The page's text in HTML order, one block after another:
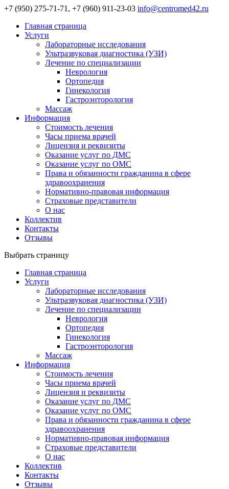
+7 (950) 275-71-71, +7 (960) 911-23-03 info@centromed42.ru
Главная страница
Услуги
Лабораторные исследования
Ультразвуковая диагностика (УЗИ)
Лечение по специализации
Неврология
Ортопедия
Гинекология
Гастроэнторология
Массаж
Информация
Стоимость лечения
Часы приема врачей
Лицензия и реквизиты
Оказание услуг по ДМС
Оказание услуг по ОМС
Права и обязанности гражданина в сфере
здравоохранения
Нормативно-правовая информация
Страховые представители
О нас
Коллектив
Контакты
Отзывы
Выбрать страницу
Главная страница
Услуги
Лабораторные исследования
Ультразвуковая диагностика (УЗИ)
Лечение по специализации
Неврология
Ортопедия
Гинекология
Гастроэнторология
Массаж
Информация
Стоимость лечения
Часы приема врачей
Лицензия и реквизиты
Оказание услуг по ДМС
Оказание услуг по ОМС
Права и обязанности гражданина в сфере
здравоохранения
Нормативно-правовая информация
Страховые представители
О нас
Коллектив
Контакты
Отзывы